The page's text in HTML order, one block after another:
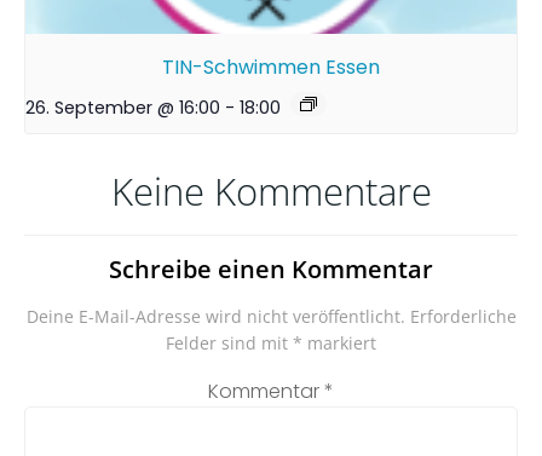
TIN-Schwimmen Essen
26. September @ 16:00 - 18:00
Keine Kommentare
Schreibe einen Kommentar
Deine E-Mail-Adresse wird nicht veröffentlicht. Erforderliche
Felder sind mit * markiert
Kommentar*